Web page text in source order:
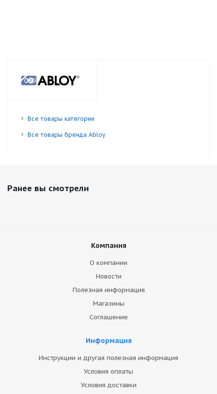
Все товары категории
Все товары бренда Abloy
Ранее вы смотрели
Компания
О компании
Новости
Полезная информация
Магазины
Соглашение
Информация
Инструкции и другая полезная информация
Условия оплаты
Условия доставки